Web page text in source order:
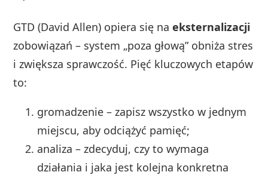
GTD (David Allen) opiera się naeksternalizacji
zobowiązań – system „poza głową” obniża stres
i zwiększa sprawczość. Pięć kluczowych etapów
to:
gromadzenie – zapisz wszystko w jednym
miejscu, aby odciążyć pamięć;
analiza – zdecyduj, czy to wymaga
działania i jaka jest kolejna konkretna